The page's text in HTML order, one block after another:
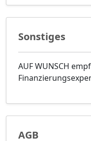
Sonstiges
AUF WUNSCH
AGB